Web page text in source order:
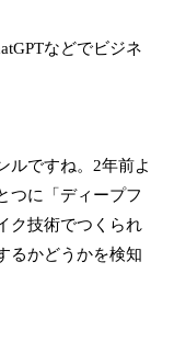
などでビジネ
ルですね。2年前よ
つに「ディープフ
ク技術でつくられ
るかどうかを検知